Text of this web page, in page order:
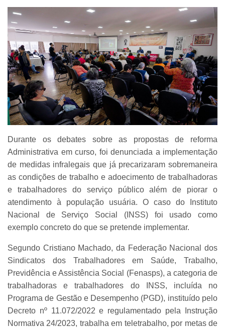
Durante os debates sobre as propostas de reforma
Administrativa em curso, foi denunciada a implementação
de medidas infralegais que já precarizaram sobremaneira
as condições de trabalho e adoecimento de trabalhadoras
e trabalhadores do serviço público além de piorar o
atendimento à população usuária. O caso do Instituto
Nacional de Serviço Social (INSS) foi usado como
exemplo concreto do que se pretende implementar.
Segundo Cristiano Machado, da Federação Nacional dos
Sindicatos dos Trabalhadores em Saúde, Trabalho,
Previdência e Assistência Social (Fenasps), a categoria de
trabalhadoras e trabalhadores do INSS, incluída no
Programa de Gestão e Desempenho (PGD), instituído pelo
Decreto nº 11.072/2022 e regulamentado pela Instrução
Normativa 24/2023, trabalha em teletrabalho, por metas de